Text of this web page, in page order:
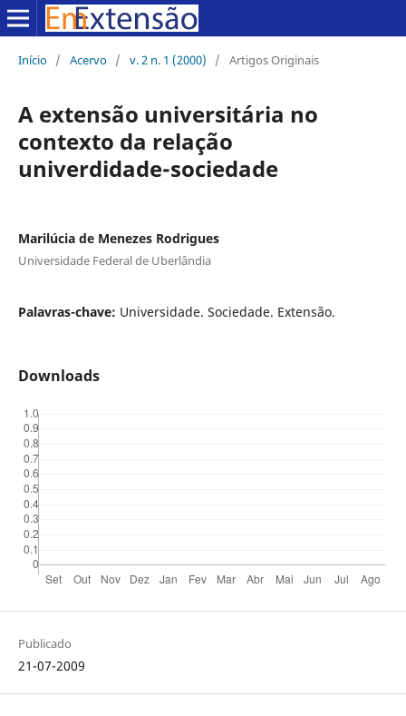
Início / Acervo / v. 2 n. 1 (2000) / Artigos Originais
A extensão universitária no
contexto da relação
univerdidade-sociedade
Marilúcia de Menezes Rodrigues
Universidade Federal de Uberlândia
Palavras-chave: Universidade. Sociedade. Extensão.
Downloads
Publicado
21-07-2009